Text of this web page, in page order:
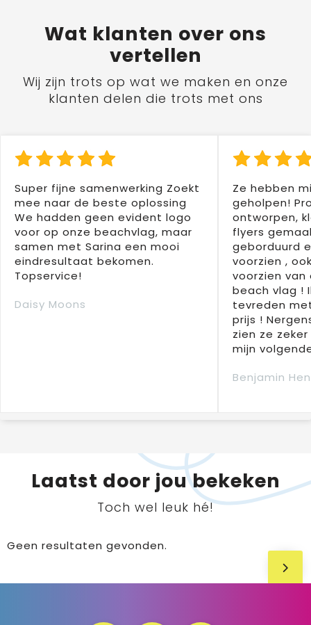
Wat klanten over ons
vertellen
Wij zijn trots op wat we maken en onze
klanten delen die trots met ons
Super fijne samenwerking Zoekt
mee naar de beste oplossing
We hadden geen evident logo
voor op onze beachvlag, maar
samen met Sarina een mooi
eindresultaat bekomen.
Topservice!
Daisy Moons
Ze hebben
geholpen!
ontworpen,
flyers
geborduurd
voorzien ,
voorzien
beach vlag !
tevreden
prijs !
zien ze
mijn
Benjamin
Laatst door jou bekeken
Toch wel leuk hé!
Geen resultaten gevonden.